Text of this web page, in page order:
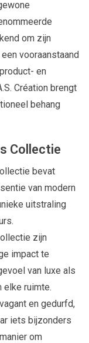
om zijn
vooraanstaand
en
Création brengt
behang
Collectie
bevat
van modern
uitstraling
zijn
impact te
van luxe als
elke ruimte.
en gedurfd,
iets bijzonders
om